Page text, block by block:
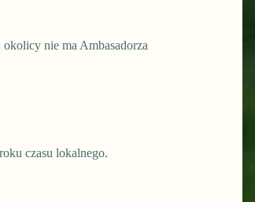
nie ma Ambasadorza
czasu lokalnego.